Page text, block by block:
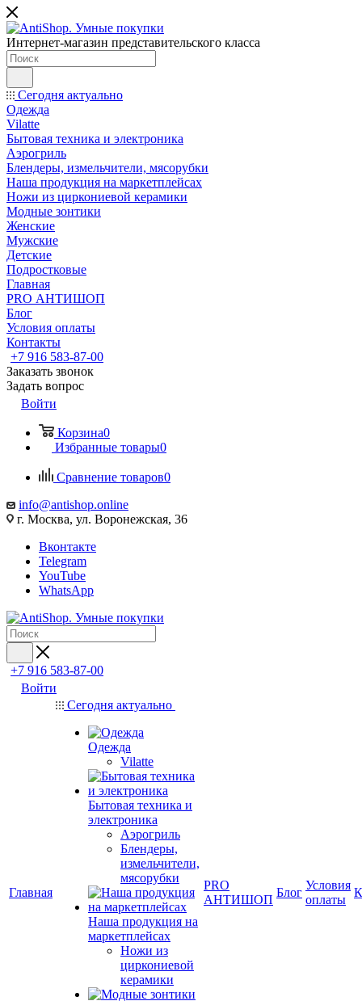
Интернет-магазин представительского класса
Сегодня актуально
Одежда
Vilatte
Бытовая техника и электроника
Аэрогриль
Блендеры, измельчители, мясорубки
Наша продукция на маркетплейсах
Ножи из циркониевой керамики
Модные зонтики
Женские
Мужские
Детские
Подростковые
Главная
PRO АНТИШОП
Блог
Условия оплаты
Контакты
+7 916 583-87-00
Заказать звонок
Задать вопрос
Войти
Корзина0
Избранные товары0
Сравнение товаров0
info@antishop.online
г. Москва, ул. Воронежская, 36
Вконтакте
Telegram
YouTube
WhatsApp
+7 916 583-87-00
Войти
Главная
Сегодня актуально
Одежда
Vilatte
Бытовая техника и
электроника
Аэрогриль
Блендеры,
измельчители,
мясорубки
Наша продукция на
маркетплейсах
Ножи из
циркониевой
керамики
PRO
АНТИШОП
Блог
Условия
оплаты